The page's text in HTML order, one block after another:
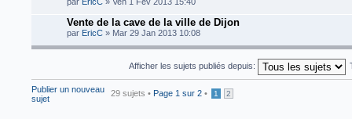
Vente de la cave de la ville de Dijon
par EricC » Mar 29 Jan 2013 10:08
Afficher les sujets publiés depuis:
Publier un nouveau
sujet
29 sujets • Page 1 sur 2 • 1 2